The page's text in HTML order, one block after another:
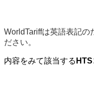
WorldTariffは英語表記の
ださい。
内容をみて該当する